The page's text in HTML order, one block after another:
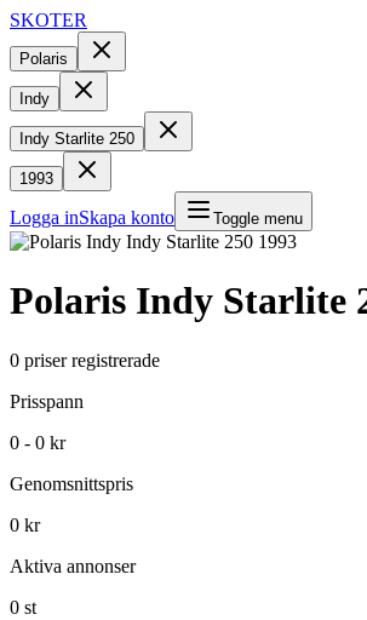
SKOTER
Polaris
Indy
Indy Starlite 250
1993
Logga inSkapa konto Toggle menu
Polaris Indy Starlite
0 priser registrerade
Prisspann
0 - 0 kr
Genomsnittspris
0 kr
Aktiva annonser
0 st